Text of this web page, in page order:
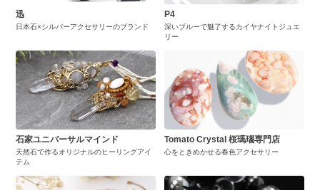
迅
日本石×シルバーアクセサリーのブランド
P4
深いブルーで魅了するカイヤナイトジュエ
リー
石家ユニバーサルマインド
天然石で作るオリジナルのヒーリングアイ
テム
Tomato Crystal 桜瑪瑙専門店
心をときめかせる春色アクセサリー